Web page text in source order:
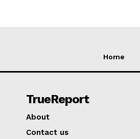
Home
TrueReport
About
Contact us